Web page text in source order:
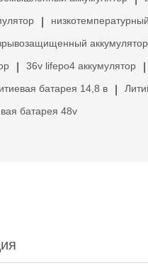
аккумулятор
36v lifepo4 аккумулятор
батарея 14,8 в
батарея 48v